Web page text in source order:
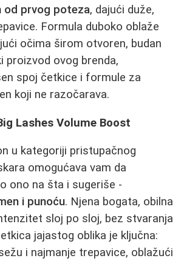
od prvog poteza, dajući duže,
Formula duboko oblaže
očima širom otvoren, budan
proizvod ovog brenda,
spoj četkice i formule za
koji ne razočarava.
Lashes Volume Boost
u kategoriji pristupačnog
omogućava vam da
ono na šta i sugeriše -
i punoću. Njena bogata, obilna
sloj po sloj, bez stvaranja
jajastog oblika je ključna:
i najmanje trepavice, oblažući